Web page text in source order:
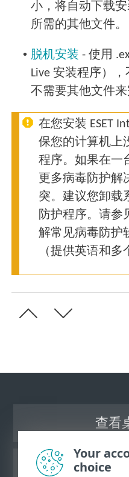
小，将自动下载安
所需的其他文件。
• 脱机安装 - 使用
Live 安装程序）
不需要其他文件来
在您安装 ESET
保您的计算机上
程序。如果在一
更多病毒防护解
突。建议您卸载
防护程序。请参
解常见病毒防护
（提供英语和多
查看
Your
choice